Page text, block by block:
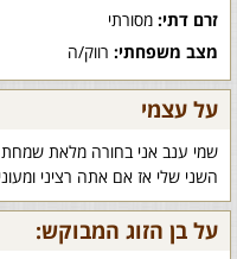
זרם דתי: מסורתי
מצב משפחתי: רווק/ה
על עצמי
שמי ענב אני בחורה מלאת
השני שלי אז אם אתה רציני
על בן הזוג המבוקש: